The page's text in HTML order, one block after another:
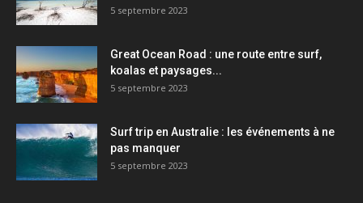
5 septembre 2023
Great Ocean Road : une route entre surf,
koalas et paysages...
5 septembre 2023
Surf trip en Australie : les événements à ne
pas manquer
5 septembre 2023